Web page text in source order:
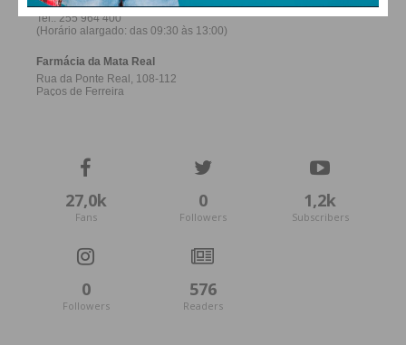
27,0k
Fans
0
Followers
1,2k
Subscribers
0
Followers
576
Readers